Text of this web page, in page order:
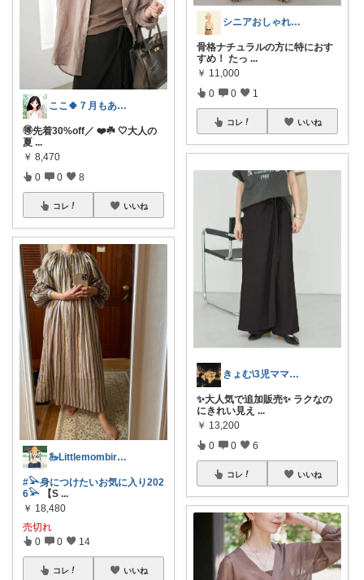
ここ🍀７月もありがとう🍀
🉐先着30%off／ ❤️☘️ 🤍大人の
夏 ...
￥ 8,470
0 0 8
コレ いいね
🦢Littlemombird 🦢
#𓅪身につけたいお気に入り202
6𓅪 【S ...
￥ 18,480
売切れ
0 0 14
コレ いいね
シニアおしゃれ相談室|シニアファッション
骨格ナチュラルの方に特におす
すめ！ たっ ...
￥ 11,000
0 0 1
コレ いいね
きょむ\3児ママの楽ちんファッション/
✨大人気で追加販売✨ ラクなの
にきれい見え ...
￥ 13,200
0 0 6
コレ いいね